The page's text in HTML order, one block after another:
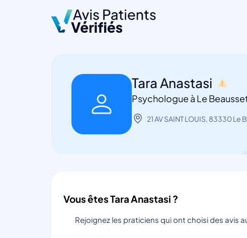
Tara Anastasi
Psychologue à Le
21 AV SAINT LOUIS, 83330 Le
Vous êtes Tara Anastasi ?
Rejoignez les praticiens qui ont choisi des avis